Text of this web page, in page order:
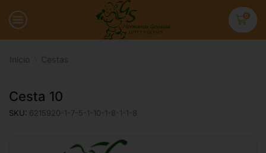
0
Inicio Cestas
Cesta 10
SKU: 6215920-1-7-5-1-10-1-8-1-1-8